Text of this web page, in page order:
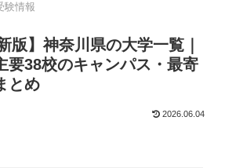
験情報
版】神奈川県の大学一覧｜
要38校のキャンパス・最寄
とめ
2026.06.04